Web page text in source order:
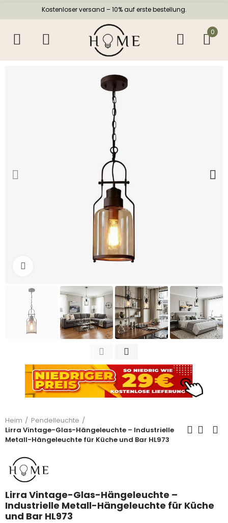
Kostenloser versand – 10% auf erste bestellung.
0
Heim
Pendelleuchte
Lirra Vintage-Glas-Hängeleuchte – Industrielle
Metall-Hängeleuchte für Küche und Bar HL973
Lirra Vintage-Glas-Hängeleuchte –
Industrielle Metall-Hängeleuchte für Küche
und Bar HL973